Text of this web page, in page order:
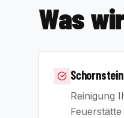
Was
Reinigung